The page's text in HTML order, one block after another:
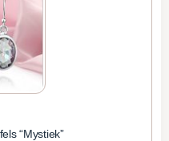
“Mystiek”